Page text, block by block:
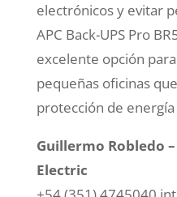
electrónicos y evitar
APC Back-UPS Pro
excelente opción
pequeñas oficinas
protección de
Guillermo Robledo
Electric